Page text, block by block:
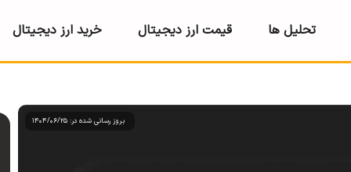
تحلیل ها قیمت ارز دیجیتال خرید ارز دیجیتال
بروز رسانی شده در: 1404/06/25